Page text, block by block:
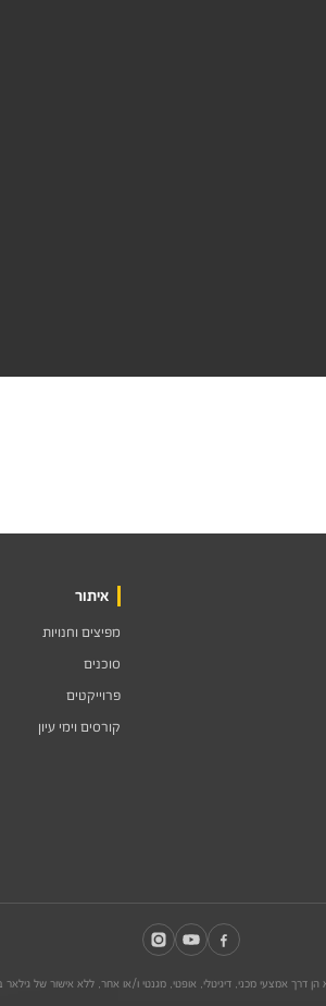
איתור
מפיצים וחנויות
סוכנים
פרוייקטים
קורסים וימי עיון
אמצעי מכני, דיגיטלי, אופטי, מגנטי ו/או אחר, ללא אישור של